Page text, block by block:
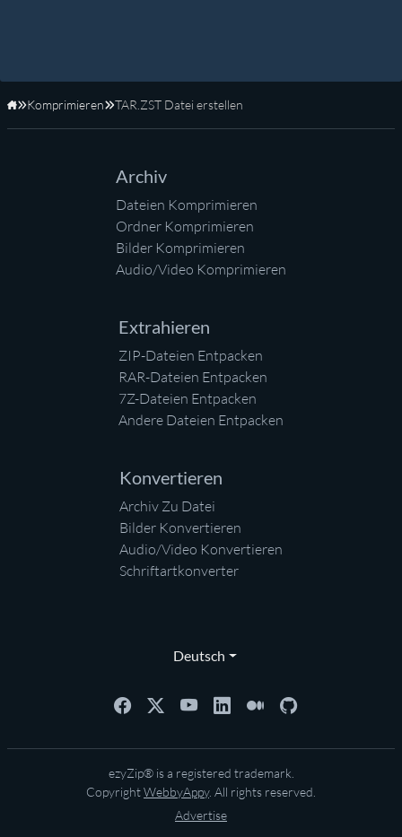
Startseite
Komprimieren TAR.ZST Datei erstellen
Archiv
Dateien Komprimieren
Ordner Komprimieren
Bilder Komprimieren
Audio/Video Komprimieren
Extrahieren
ZIP-Dateien Entpacken
RAR-Dateien Entpacken
7Z-Dateien Entpacken
Andere Dateien Entpacken
Konvertieren
Archiv Zu Datei
Bilder Konvertieren
Audio/Video Konvertieren
Schriftartkonverter
Deutsch
ezyZip® is a registered trademark.
CopyrightWebbyAppy. All rights reserved.
Advertise